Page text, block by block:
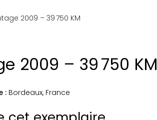
2009 – 39 750 KM
2009 – 39 750 KM
: Bordeaux, France